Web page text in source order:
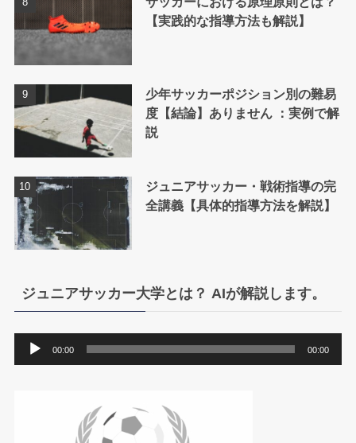
【実践的な指導方法も解説】
少年サッカーポジション別の難易
度【結論】ありません ：実例で解
説
ジュニアサッカー・戦術指導の完
全講義【具体的指導方法を解説】
ジュニアサッカー大学とは？ AIが解説します。
00:00 00:00